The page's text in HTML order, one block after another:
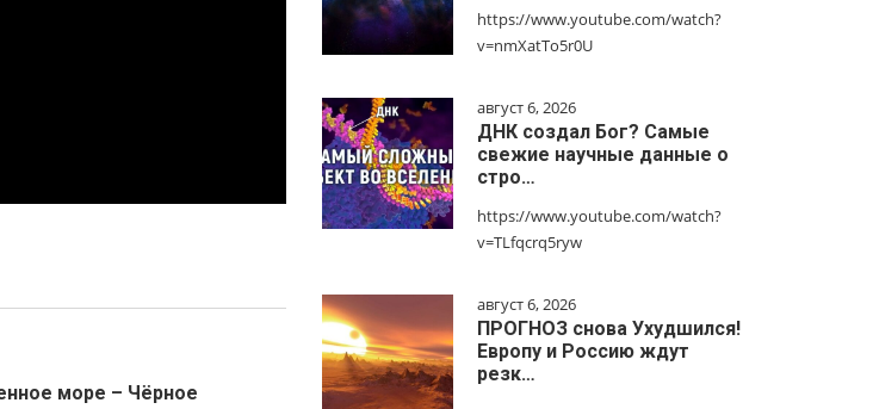
море – Чёрное
https://www.youtube.com/watch?
v=nmXatTo5r0U
август 6, 2026
ДНК создал Бог? Самые
свежие научные данные о
стро…
https://www.youtube.com/watch?
v=TLfqcrq5ryw
август 6, 2026
ПРОГНОЗ снова Ухудшился!
Европу и Россию ждут
резк…